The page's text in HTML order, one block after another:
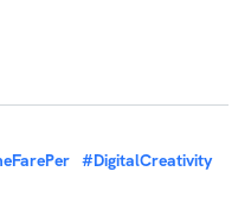
#DigitalCreativity